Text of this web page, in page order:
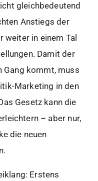
gleichbedeutend
Anstiegs der
weiter in einem Tal
Damit der
Gang kommt, muss
Marketing in den
Gesetz kann die
– aber nur,
die neuen
Erstens